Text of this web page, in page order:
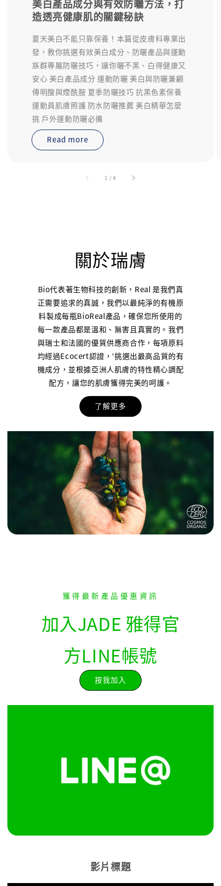
美白產品成分與有效防曬方法，打
造透亮健康肌的關鍵秘訣
夏天美白不能只靠保養！本篇從皮膚科專業出
發，教你挑選有效美白成分、防曬產品與運動
族群專屬防曬技巧，讓你曬不黑、白得健康又
安心 美白產品成分 運動防曬 美白與防曬兼顧
傳明酸與煙酰胺 夏季防曬技巧 抗黑色素保養
運動員肌膚照護 防水防曬推薦 美白精華怎麼
挑 戶外運動防曬必備
Read more
1 /accessibility.of
4
關於瑞膚
Bio代表著生物科技的創新，Real 是我們真
正需要追求的真誠，我們以最純淨的有機原
料製成每瓶BioReal產品，確保您所使用的
每一款產品都是溫和、無害且真實的。我們
與瑞士和法國的優質供應商合作，每項原料
均經過Ecocert認證，'挑選出最高品質的有
機成分，並根據亞洲人肌膚的特性精心調配
配方，讓您的肌膚獲得完美的呵護。
了解更多
獲得最新產品優惠資訊
加入JADE 雅得官
方LINE帳號
按我加入
影片標題